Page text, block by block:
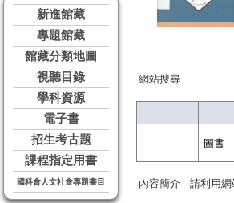
新進館藏
專題館藏
館藏分類地圖
視聽目錄
學科資源
電子書
招生考古題
課程指定用書
國科會人文社會專題書目
網站搜尋
圖書
內容簡介 請利用